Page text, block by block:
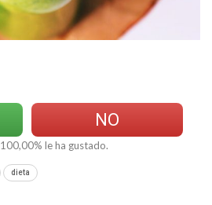
NO
100,00% le ha gustado.
dieta